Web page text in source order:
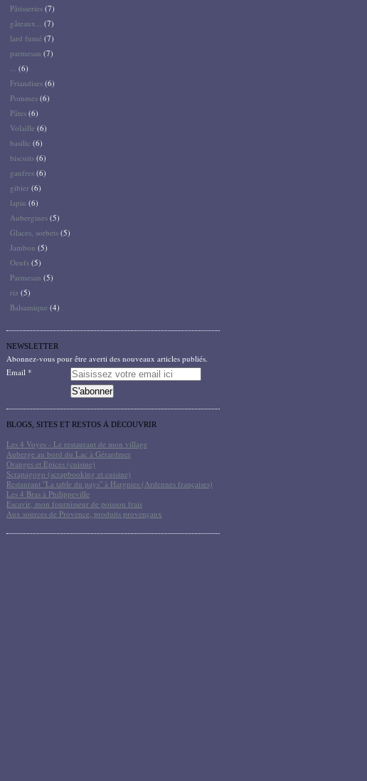
Pâtisseries (7)
gâteaux... (7)
lard fumé (7)
parmesan (7)
... (6)
Friandises (6)
Pommes (6)
Pâtes (6)
Volaille (6)
basilic (6)
biscuits (6)
gaufres (6)
gibier (6)
lapin (6)
Aubergines (5)
Glaces, sorbets (5)
Jambon (5)
Oeufs (5)
Parmesan (5)
riz (5)
Balsamique (4)
NEWSLETTER
Abonnez-vous pour être averti des nouveaux articles publiés.
Email
BLOGS, SITES ET RESTOS À DÉCOUVRIR
Les 4 Voyes - Le restaurant de mon village
Auberge au bord du Lac à Gérardmer
Oranges et Epices (cuisine)
Scrapagogo (scrapbooking et cuisine)
Restaurant "La table du pays" à Hargnies (Ardennes françaises)
Les 4 Bras à Philippeville
Escavir, mon fournisseur de poisson frais
Aux sources de Provence, produits provençaux